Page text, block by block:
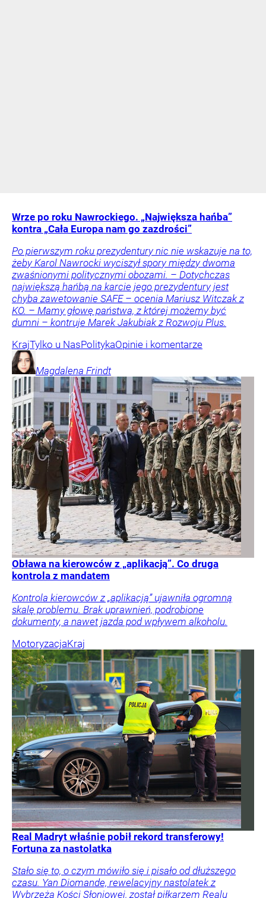
Wrze po roku Nawrockiego. „Największa hańba”
kontra „Cała Europa nam go zazdrości”
Po pierwszym roku prezydentury nic nie wskazuje na to,
żeby Karol Nawrocki wyciszył spory między dwoma
zwaśnionymi politycznymi obozami. – Dotychczas
największą hańbą na karcie jego prezydentury jest
chyba zawetowanie SAFE – ocenia Mariusz Witczak z
KO. – Mamy głowę państwa, z której możemy być
dumni – kontruje Marek Jakubiak z Rozwoju Plus.
KrajTylko u NasPolitykaOpinie i komentarze
Magdalena Frindt
Obława na kierowców z „aplikacją”. Co druga
kontrola z mandatem
Kontrola kierowców z „aplikacją” ujawniła ogromną
skalę problemu. Brak uprawnień, podrobione
dokumenty, a nawet jazda pod wpływem alkoholu.
MotoryzacjaKraj
Real Madryt właśnie pobił rekord transferowy!
Fortuna za nastolatka
Stało się to, o czym mówiło się i pisało od dłuższego
czasu. Yan Diomande, rewelacyjny nastolatek z
Wybrzeża Kości Słoniowej, został piłkarzem Realu